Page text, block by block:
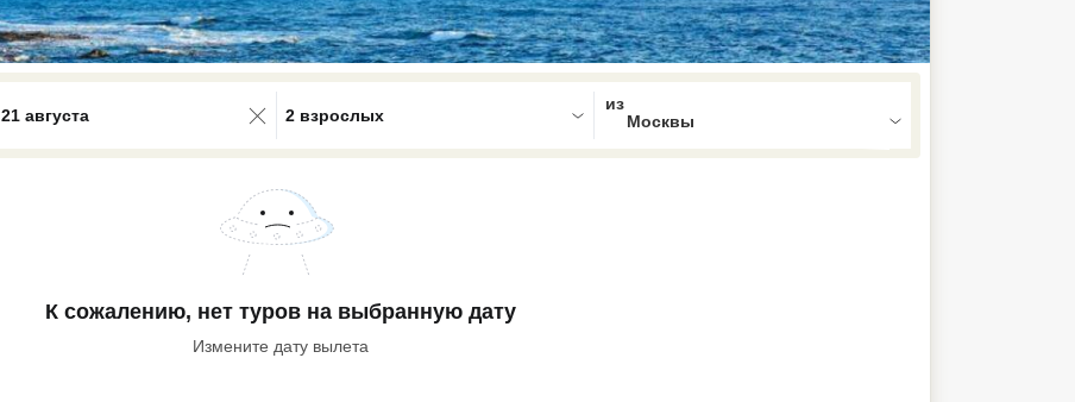
21 августа
0 results available. Select is focused , press Down to open the menu,
2 взрослых
К сожалению, нет туров на выбранную дату
Измените дату вылета